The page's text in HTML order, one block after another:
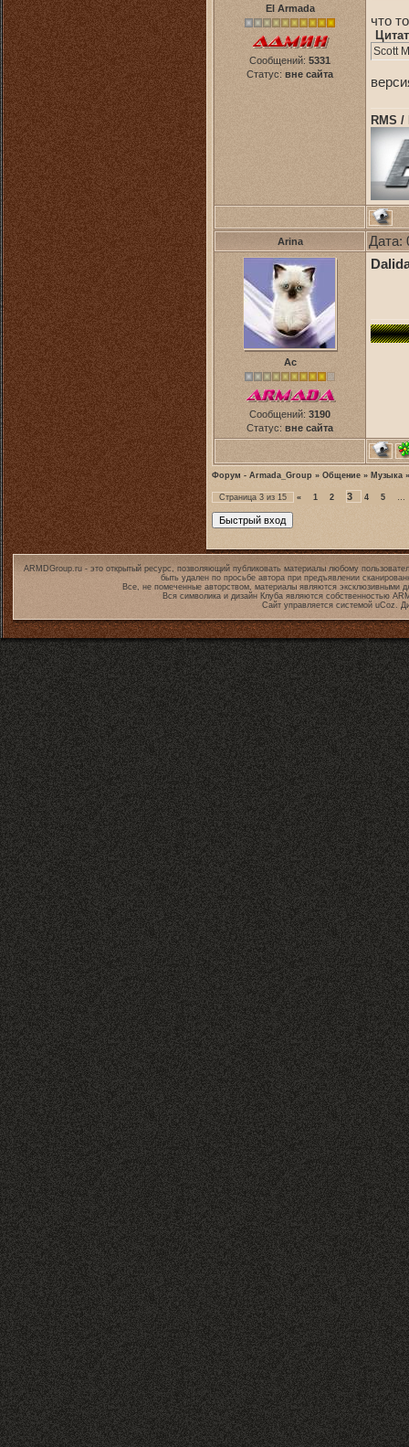
El Armada
Сообщений: 5331
Статус: вне сайта
что
Scott
RMS /
Arina Дата:
Ас
Сообщений: 3190
Статус: вне сайта
Форум - Armada_Group » Общение » Музыка »
Страница 3 из 15 « 1 2 3 4 5 …
ARMDGroup.ru - это открытый ресурс, позволяющий публиковать материалы любому
быть удален по просьбе автора при предъявлении
Все, не помеченные авторством, материалы являются эксклюзивными
Вся символика и дизайн Клуба являются собственностью
Сайт управляется системой uCoz.